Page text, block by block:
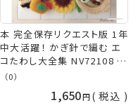
本 完全保存リクエスト版 1年
中大活躍！ かぎ針で編む エ
コたわし大全集 NV72108 日
本ヴォーグ社 ネコポス可 手
（0）
1,650 税込